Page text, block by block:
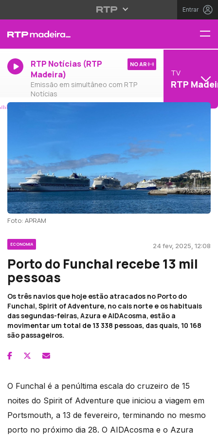
Entrar
RTP Notícias (RTP
Madeira)
Emissão em simultâneo com RTP
Notícias
NO AR
TV
RTP
Foto: APRAM
ECONOMIA 24 fev, 2025, 12:08
Porto do Funchal recebe 13 mil
pessoas
Os três navios que hoje estão atracados no Porto do
Funchal, Spirit of Adventure, no cais norte e os habituais
das segundas-feiras, Azura e AIDAcosma, estão a
movimentar um total de 13 338 pessoas, das quais, 10 168
são passageiros.
O Funchal é a penúltima escala do cruzeiro de 15
noites do Spirit of Adventure que iniciou a viagem em
Portsmouth, a 13 de fevereiro, terminando no mesmo
porto no próximo dia 28. O AIDAcosma e o Azura